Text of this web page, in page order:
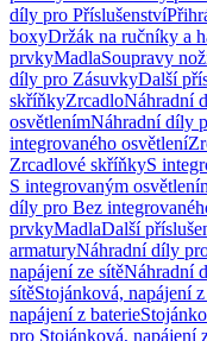
díly pro Příslušenství
boxyDržák na ručníky a
prvkyMadlaSoupravy
díly pro ZásuvkyDalší
skříňkyZrcadloNáhradní
osvětlenímNáhradní díly
integrovaného osvětlení
Zrcadlové skříňkyS
S integrovaným
díly pro Bez
prvkyMadlaDalší
armaturyNáhradní díly
napájení ze sítěNáhradní
sítěStojánková, napájení
napájení z baterie
pro Stojánková, napájení